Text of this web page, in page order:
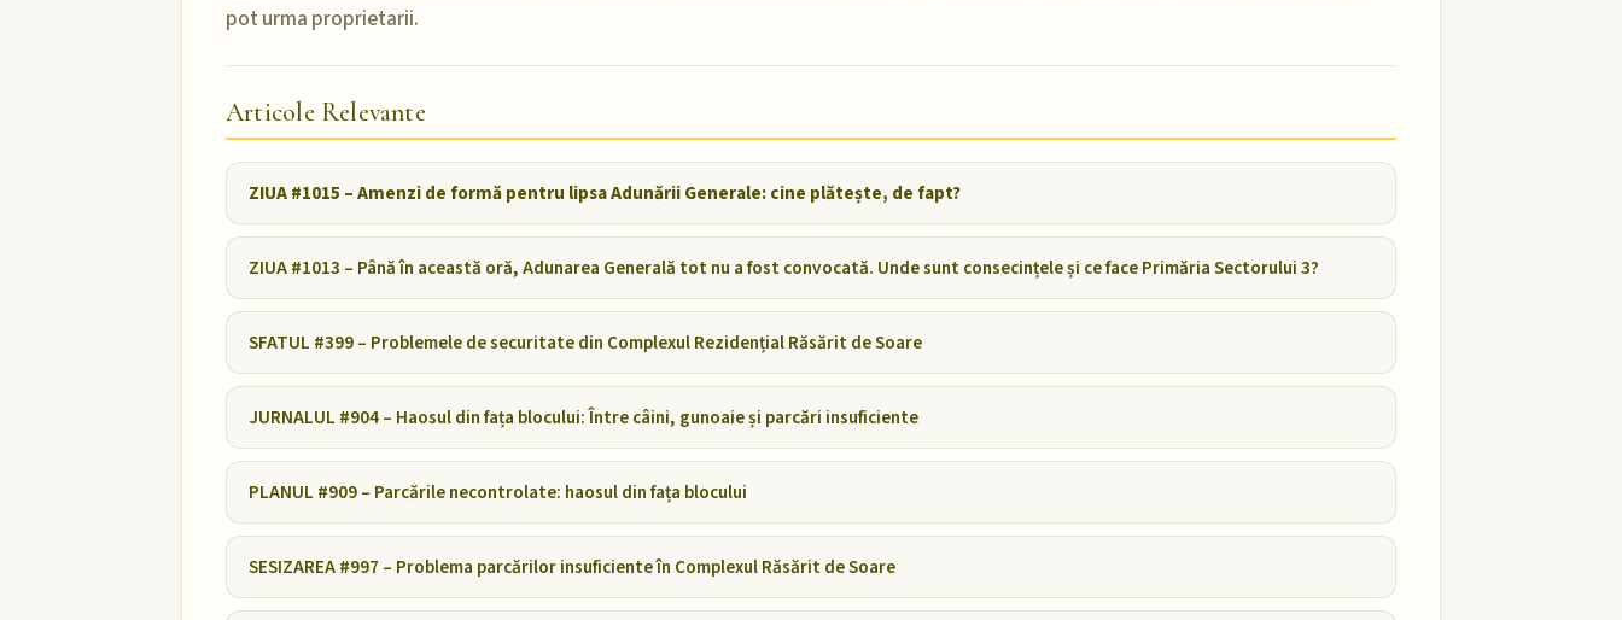
pot urma proprietarii.
Articole Relevante
ZIUA #1015 – Amenzi de formă pentru lipsa Adunării Generale: cine plătește, de fapt?
ZIUA #1013 – Până în această oră, Adunarea Generală tot nu a fost convocată. Unde sunt consecințele și ce face Primăria Sectorului 3?
SFATUL #399 – Problemele de securitate din Complexul Rezidențial Răsărit de Soare
JURNALUL #904 – Haosul din fața blocului: Între câini, gunoaie și parcări insuficiente
PLANUL #909 – Parcările necontrolate: haosul din fața blocului
SESIZAREA #997 – Problema parcărilor insuficiente în Complexul Răsărit de Soare